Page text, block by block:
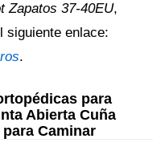
Zapatos 37-40EU,
siguiente enlace:
.
para
Abierta Cuña
Caminar